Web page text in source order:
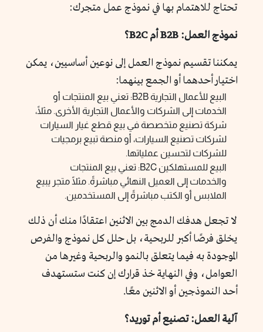
تحتاج للاهتمام بها في نموذج عمل متجرك:
نموذج العمل: B2B أم B2C؟
يمكننا تقسيم نموذج العمل إلى نوعين أساسيين، يمكن
اختيار أحدهما أو الجمع بينهما:
البيع للأعمال التجارية B2B: تعني بيع المنتجات أو
الخدمات إلى الشركات والأعمال التجارية الأخرى. مثلًا،
شركة تصنيع متخصصة في بيع قطع غيار السيارات
لشركات تصنيع السيارات، أو منصة تبيع برمجيات
للشركات لتحسين عملياتها.
البيع للمستهلكين B2C: تعني بيع المنتجات
والخدمات إلى العميل النهائي مباشرةً. مثلًا متجر يبيع
الملابس أو الكتب مباشرةً إلى المستخدمين.
لا تجعل هدفك الدمج بين الاثنين اعتقادًا منك أن ذلك
يخلق فرصًا أكبر للربحية، بل حلل كل نموذج والفرص
الموجودة به فيما يتعلق بالنمو والربحية وغيرها من
العوامل، وفي النهاية خذ قرارك إن كنت ستستهدف
أحد النموذجين أو الاثنين معًا.
آلية العمل: تصنيع أم توريد؟